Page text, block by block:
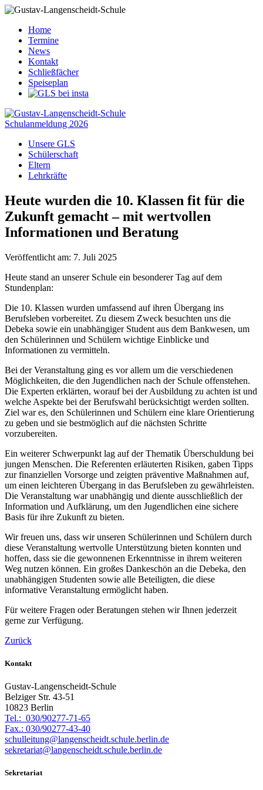
Home
Termine
News
Kontakt
Schließfächer
Speiseplan
Schulanmeldung 2026
Unsere GLS
Schülerschaft
Eltern
Lehrkräfte
Heute wurden die 10. Klassen fit für die
Zukunft gemacht – mit wertvollen
Informationen und Beratung
Veröffentlicht am: 7. Juli 2025
Heute stand an unserer Schule ein besonderer Tag auf dem
Stundenplan:
Die 10. Klassen wurden umfassend auf ihren Übergang ins
Berufsleben vorbereitet. Zu diesem Zweck besuchten uns die
Debeka sowie ein unabhängiger Student aus dem Bankwesen, um
den Schülerinnen und Schülern wichtige Einblicke und
Informationen zu vermitteln.
Bei der Veranstaltung ging es vor allem um die verschiedenen
Möglichkeiten, die den Jugendlichen nach der Schule offenstehen.
Die Experten erklärten, worauf bei der Ausbildung zu achten ist und
welche Aspekte bei der Berufswahl berücksichtigt werden sollten.
Ziel war es, den Schülerinnen und Schülern eine klare Orientierung
zu geben und sie bestmöglich auf die nächsten Schritte
vorzubereiten.
Ein weiterer Schwerpunkt lag auf der Thematik Überschuldung bei
jungen Menschen. Die Referenten erläuterten Risiken, gaben Tipps
zur finanziellen Vorsorge und zeigten präventive Maßnahmen auf,
um einen leichteren Übergang in das Berufsleben zu gewährleisten.
Die Veranstaltung war unabhängig und diente ausschließlich der
Information und Aufklärung, um den Jugendlichen eine sichere
Basis für ihre Zukunft zu bieten.
Wir freuen uns, dass wir unseren Schülerinnen und Schülern durch
diese Veranstaltung wertvolle Unterstützung bieten konnten und
hoffen, dass sie die gewonnenen Erkenntnisse in ihrem weiteren
Weg nutzen können. Ein großes Dankeschön an die Debeka, den
unabhängigen Studenten sowie alle Beteiligten, die diese
informative Veranstaltung ermöglicht haben.
Für weitere Fragen oder Beratungen stehen wir Ihnen jederzeit
gerne zur Verfügung.
Zurück
Kontakt
Gustav-Langenscheidt-Schule
Belziger Str. 43-51
10823 Berlin
Tel.: 030/90277-71-65
Fax.: 030/90277-43-40
schulleitung@langenscheidt.schule.berlin.de
sekretariat@langenscheidt.schule.berlin.de
Sekretariat